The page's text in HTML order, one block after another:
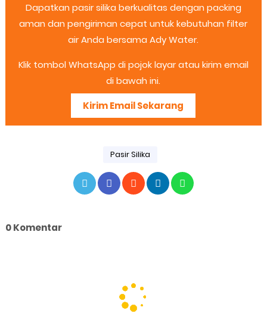
Dapatkan pasir silika berkualitas dengan packing
aman dan pengiriman cepat untuk kebutuhan filter
air Anda bersama Ady Water.
Klik tombol WhatsApp di pojok layar atau kirim email
di bawah ini.
Kirim Email Sekarang
Pasir Silika
0 Komentar